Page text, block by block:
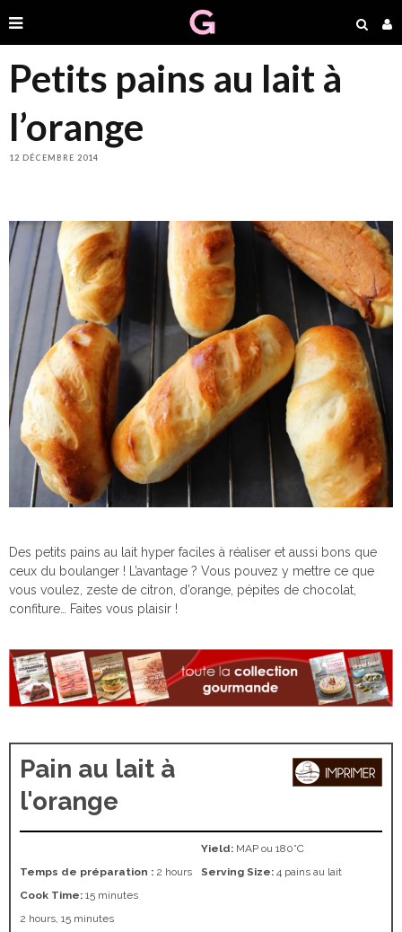
Petits pains au lait à
l’orange
12 DÉCEMBRE 2014
Des petits pains au lait hyper faciles à réaliser et aussi bons que
ceux du boulanger ! L’avantage ? Vous pouvez y mettre ce que
vous voulez, zeste de citron, d’orange, pépites de chocolat,
confiture… Faites vous plaisir !
Pain au lait à
l'orange
Temps de préparation : 2 hours
Cook Time: 15 minutes
2 hours, 15 minutes
Yield: MAP ou 180°C
Serving Size: 4 pains au lait